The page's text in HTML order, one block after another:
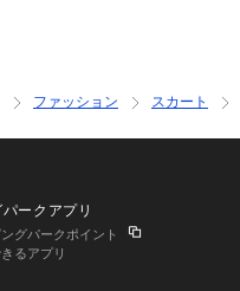
ファッション スカート
ークアプリ
グパークポイント
るアプリ